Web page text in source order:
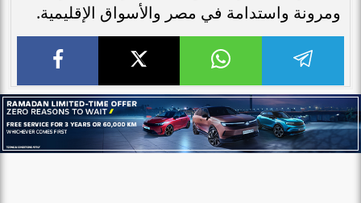
ومرونة واستدامة في مصر والأسواق الإقليمية.